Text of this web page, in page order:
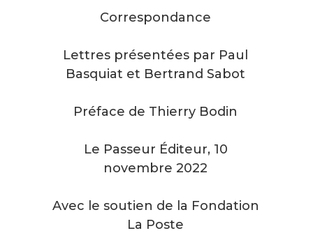
Correspondance
Lettres présentées par Paul
Basquiat et Bertrand Sabot
Préface de Thierry Bodin
Le Passeur Éditeur, 10
novembre 2022
Avec le soutien de la Fondation
La Poste